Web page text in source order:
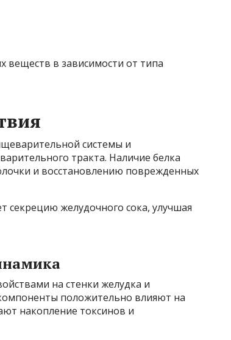
в зависимости от типа
системы и
тракта. Наличие белка
и восстановлению поврежденных
желудочного сока, улучшая
на стенки желудка и
положительно влияют на
накопление токсинов и